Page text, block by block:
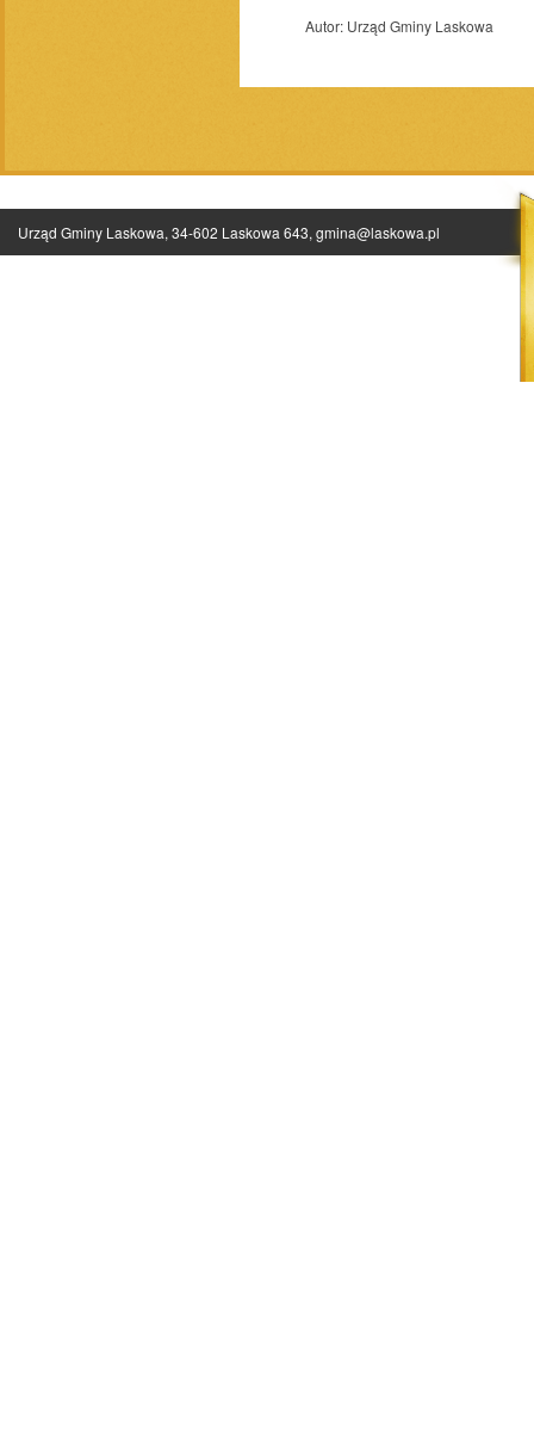
Autor: Urząd Gminy Laskowa
Urząd Gminy Laskowa, 34-602 Laskowa 643, gmina@laskowa.pl